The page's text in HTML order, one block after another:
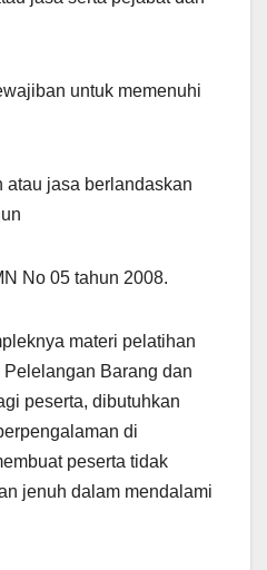
untuk memenuhi
atau jasa berlandaskan
No 05 tahun 2008.
materi pelatihan
Barang dan
peserta, dibutuhkan
di
peserta tidak
jenuh dalam mendalami